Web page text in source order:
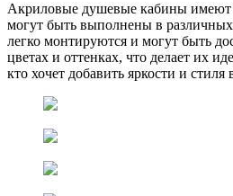
Акриловые душевые кабины
могут быть выполнены в
легко монтируются и могут быть
цветах и оттенках, что делает их
кто хочет добавить яркости и